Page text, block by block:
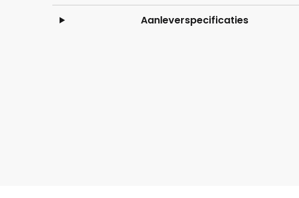
Aanleverspecificaties